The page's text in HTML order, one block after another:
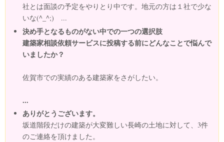
社とは面談の予定をやりとり中です。地元の方は１社で少な
いな(^_^;) ...
決め手となるものがない中での一つの選択肢
建築家相談依頼サービスに投稿する前にどんなことで悩んで
いましたか？
佐賀市での実績のある建築家をさがしたい。
...
ありがとうございます。
坂道階段だけの建築が大変難しい長崎の土地に対して、3件
のご連絡を頂けました。